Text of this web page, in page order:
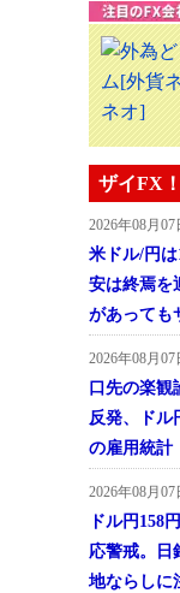
ザイFX
2026年08月
米ドル/円
安は終焉を
があって
2026年08月
口先の楽
反発、ドル
の雇用統計
2026年08月
ドル円158
応警戒。日
地ならしに